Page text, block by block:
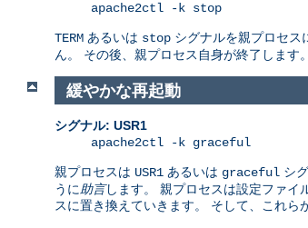
apache2ctl -k stop
TERM あるいは stop シグナルを親プロセス
ん。 その後、親プロセス自身が終了します
緩やかな再起動
シグナル: USR1
apache2ctl -k graceful
親プロセスは USR1 あるいは graceful シ
うに助言します。 親プロセスは設定ファイ
スに置き換えていきます。 そして、これら